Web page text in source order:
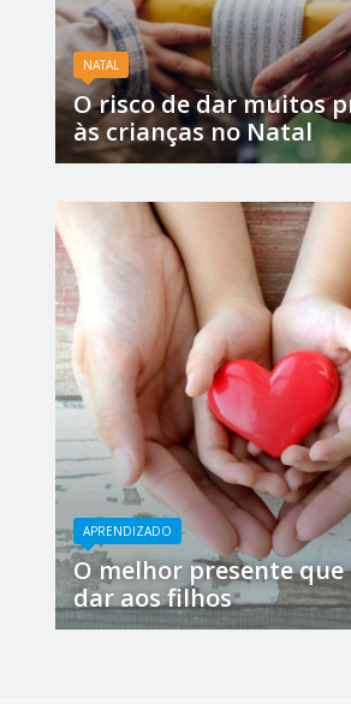
NATAL
O risco de dar muitos
às crianças no Natal
APRENDIZADO
O melhor presente que
dar aos filhos